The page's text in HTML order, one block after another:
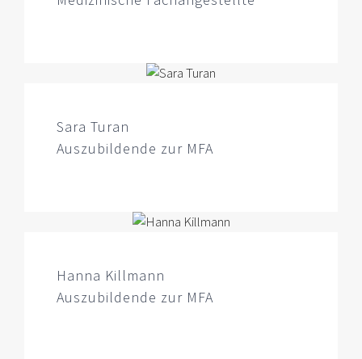
Sara Turan
Auszubildende zur MFA
Hanna Killmann
Auszubildende zur MFA